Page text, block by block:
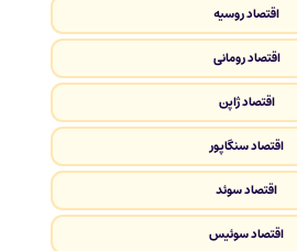
اقتصاد روسیه
اقتصاد رومانی
اقتصاد ژاپن
اقتصاد سنگاپور
اقتصاد سوئد
اقتصاد سوئیس